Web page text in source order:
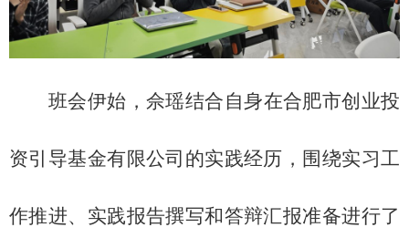
班会伊始，佘瑶结合自身在合肥市创业投
资引导基金有限公司的实践经历，围绕实习工
作推进、实践报告撰写和答辩汇报准备进行了